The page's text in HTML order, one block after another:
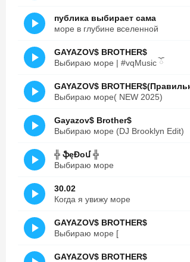
публика выбирает сама
море в глубине вселенной
GAYAZOV$ BROTHER$
Выбираю море | #vqMusic ོ
GAYAZOV$
Выбираю море( NEW 2025)
Gayazov$ Brother$
Выбираю море (DJ Brooklyn Edit)
╬ ֆęĐoմ ╬
Выбираю море
30.02
Когда я увижу море
GAYAZOV$ BROTHER$
Выбираю море [
GAYAZOV$ BROTHER$